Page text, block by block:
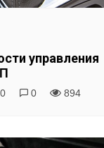
управления
0 894